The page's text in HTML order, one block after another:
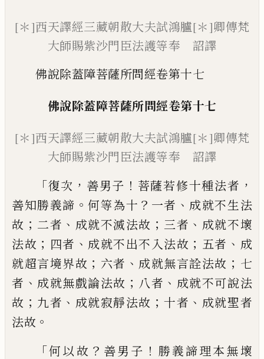
[＊]西天譯經三藏朝散大夫試鴻臚[＊]卿傳梵
大師賜紫沙門臣法護等奉 詔譯
佛說除蓋障菩薩所問經卷第十七
佛說除蓋障菩薩所問經卷第十七
[＊]西天譯經三藏朝散大夫試鴻臚[＊]卿傳梵
大師賜紫沙門臣法護等奉 詔譯
「復次 ， 善男子 ！ 菩薩若修十種法者 ，
善知勝義諦 。何等為十 ？ 一者 、 成就不生法
故 ； 二者 、 成就不滅法故 ； 三者 、 成就不壞
法故 ； 四者 、 成就不出不入法故 ； 五者 、 成
就超言境界故 ； 六者 、 成就無言詮法故 ； 七
者 、 成就無戲論法故 ； 八者 、 成就不可說法
故 ； 九者 、 成就寂靜法故 ； 十者 、 成就聖者
法故 。
「何以故 ？ 善男子 ！ 勝義諦理本無壞